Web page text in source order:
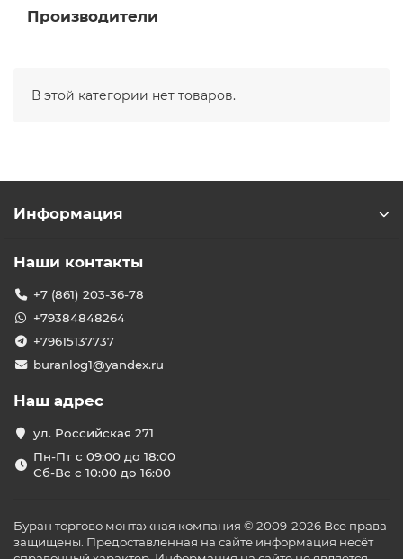
Производители
В этой категории нет товаров.
Информация
Наши контакты
+7 (861) 203-36-78
+79384848264
+79615137737
buranlog1@yandex.ru
Наш адрес
ул. Российская 271
Пн-Пт с 09:00 до 18:00
Сб-Вс с 10:00 до 16:00
Буран торгово монтажная компания © 2009-2026 Все права
защищены. Предоставленная на сайте информация несёт